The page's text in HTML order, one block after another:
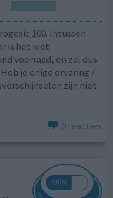
100. Intussen
is het niet
voorraad, en zal dus
je enige ervaring /
zijn niet
0 reacties